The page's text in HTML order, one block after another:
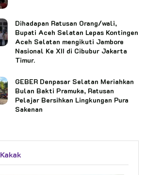
Dihadapan Ratusan Orang/wali,
Bupati Aceh Selatan Lepas Kontingen
Aceh Selatan mengikuti Jambore
Nasional Ke XII di Cibubur Jakarta
Timur.
GEBER Denpasar Selatan Meriahkan
Bulan Bakti Pramuka, Ratusan
Pelajar Bersihkan Lingkungan Pura
Sakenan
Kakak